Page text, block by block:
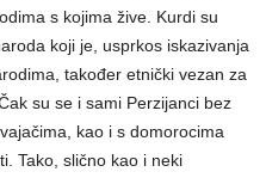
s kojima žive. Kurdi su
koji je, usprkos iskazivanja
također etnički vezan za
su se i sami Perzijanci bez
kao i s domorocima
Tako, slično kao i neki